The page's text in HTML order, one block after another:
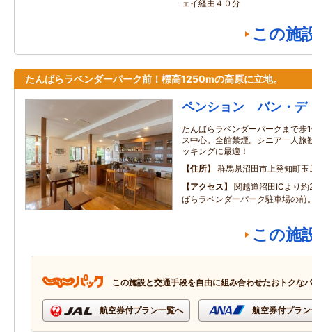
ェイ経由４０分
この施
たんばらラベンダーパーク前！標高1250mの高原に立地。
ペンション バン・デ
たんばらラベンダーパークまで歩
ス中心。全館禁煙。シニア一人旅
ッキングに最適！
住所
群馬県沼田市上発知町玉
アクセス
関越道沼田ICより
ばらラベンダーパーク駐車場の前
この施
この施設と交通手段を自由に組み合わせたおトクな
航空券付プラン一覧へ 航空券付プラ